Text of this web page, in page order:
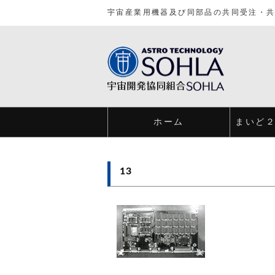
宇宙産業用機器及び同部品の共同受注・
ホーム まいど
13